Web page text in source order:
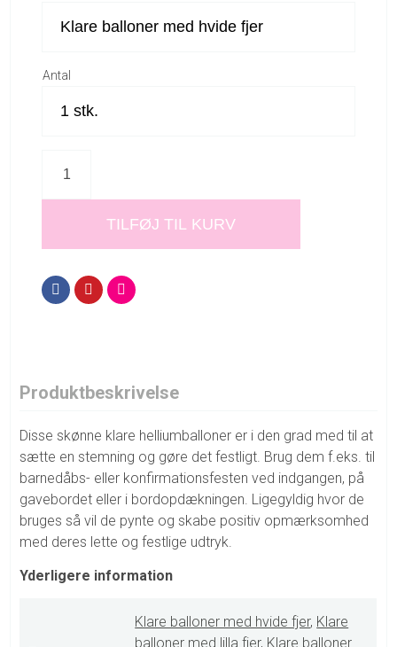
Antal
TILFØJ TIL KURV
Produktbeskrivelse
Disse skønne klare helliumballoner er i den grad med til at
sætte en stemning og gøre det festligt. Brug dem f.eks. til
barnedåbs- eller konfirmationsfesten ved indgangen, på
gavebordet eller i bordopdækningen. Ligegyldig hvor de
bruges så vil de pynte og skabe positiv opmærksomhed
med deres lette og festlige udtryk.
Yderligere information
Klare balloner med hvide fjer, Klare
balloner med lilla fjer, Klare balloner